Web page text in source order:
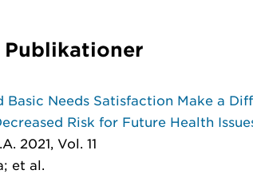
Publikationer
Needs Satisfaction Make a
Risk for Future Health
2021, Vol. 11
et al.